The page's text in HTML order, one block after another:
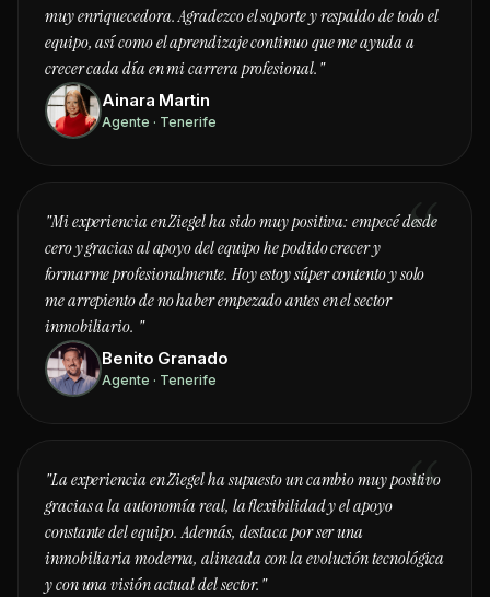
muy enriquecedora. Agradezco el soporte y respaldo de todo el
equipo, así como el aprendizaje continuo que me ayuda a
crecer cada día en mi carrera profesional."
Ainara Martin
Agente · Tenerife
"Mi experiencia en Ziegel ha sido muy positiva: empecé desde
cero y gracias al apoyo del equipo he podido crecer y
formarme profesionalmente. Hoy estoy súper contento y solo
me arrepiento de no haber empezado antes en el sector
inmobiliario. "
Benito Granado
Agente · Tenerife
"La experiencia en Ziegel ha supuesto un cambio muy positivo
gracias a la autonomía real, la flexibilidad y el apoyo
constante del equipo. Además, destaca por ser una
inmobiliaria moderna, alineada con la evolución tecnológica
y con una visión actual del sector."